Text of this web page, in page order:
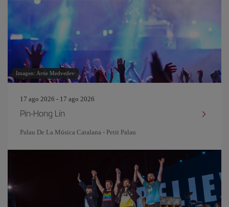
Imagen: Artie Medvedev
17 ago 2026 - 17 ago 2026
Pin‐Hong Lin
Palau De La Música Catalana - Petit Palau